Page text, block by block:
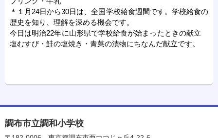
＊１月24日から30日は、全国学校給食週間です。学校給食の
歴史を知り、理解を深める機会です。
今日は明治22年に山形県で学校給食が始まったときの献立
塩むすび・鮭の塩焼き・青菜の漬物にちなんだ献立です。
調布市立調和小学校